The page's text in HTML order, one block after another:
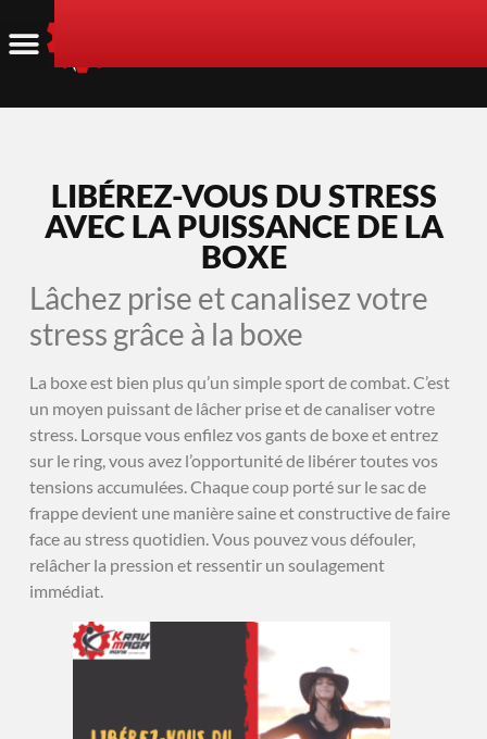
LIBÉREZ-VOUS DU STRESS
AVEC LA PUISSANCE DE LA
BOXE
Lâchez prise et canalisez votre
stress grâce à la boxe
La boxe est bien plus qu’un simple sport de combat. C’est
un moyen puissant de lâcher prise et de canaliser votre
stress. Lorsque vous enfilez vos gants de boxe et entrez
sur le ring, vous avez l’opportunité de libérer toutes vos
tensions accumulées. Chaque coup porté sur le sac de
frappe devient une manière saine et constructive de faire
face au stress quotidien. Vous pouvez vous défouler,
relâcher la pression et ressentir un soulagement
immédiat.